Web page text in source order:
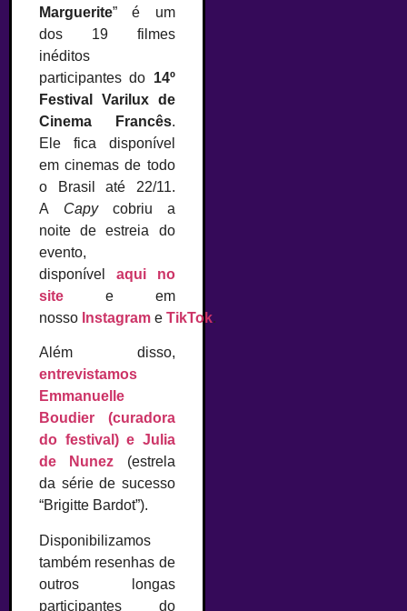
Marguerite” é um
dos 19 filmes
inéditos
participantes do 14º
Festival Varilux de
Cinema Francês.
Ele fica disponível
em cinemas de todo
o Brasil até 22/11.
A Capycobriu a
noite de estreia do
evento,
disponível aqui no
site e em
nosso Instagram e TikTok.
Além disso,
entrevistamos
Emmanuelle
Boudier (curadora
do festival) e Julia
de Nunez (estrela
da série de sucesso
“Brigitte Bardot”).
Disponibilizamos
também resenhas de
outros longas
participantes do